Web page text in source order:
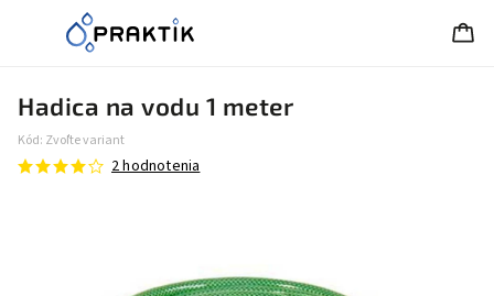
Hadica na vodu 1 meter
Kód: Zvoľte variant
2 hodnotenia